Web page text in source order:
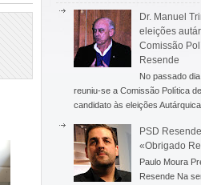
Dr. Manuel
eleições
Comissão
Resende
No passado
reuniu-se a Comissão Política
candidato às eleições
PSD
«Obrigado
Paulo Moura
Resende Na